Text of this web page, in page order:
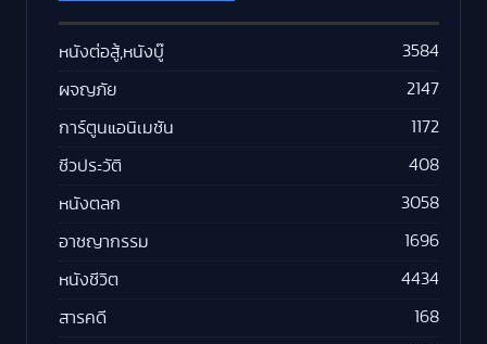
หนังต่อสู้,หนังบู๊ 3584
ผจญภัย 2147
การ์ตูนแอนิเมชัน 1172
ชีวประวัติ 408
หนังตลก 3058
อาชญากรรม 1696
หนังชีวิต 4434
สารคดี 168